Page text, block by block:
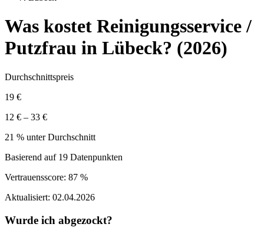
Was kostet Reinigungsservice /
Putzfrau in Lübeck? (2026)
Durchschnittspreis
19 €
12 € – 33 €
21 % unter Durchschnitt
Basierend auf 19 Datenpunkten
Vertrauensscore: 87 %
Aktualisiert: 02.04.2026
Wurde ich abgezockt?